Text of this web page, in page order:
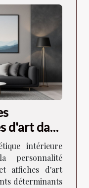
d'art dans
intérieure
affiches d'art
déterminants